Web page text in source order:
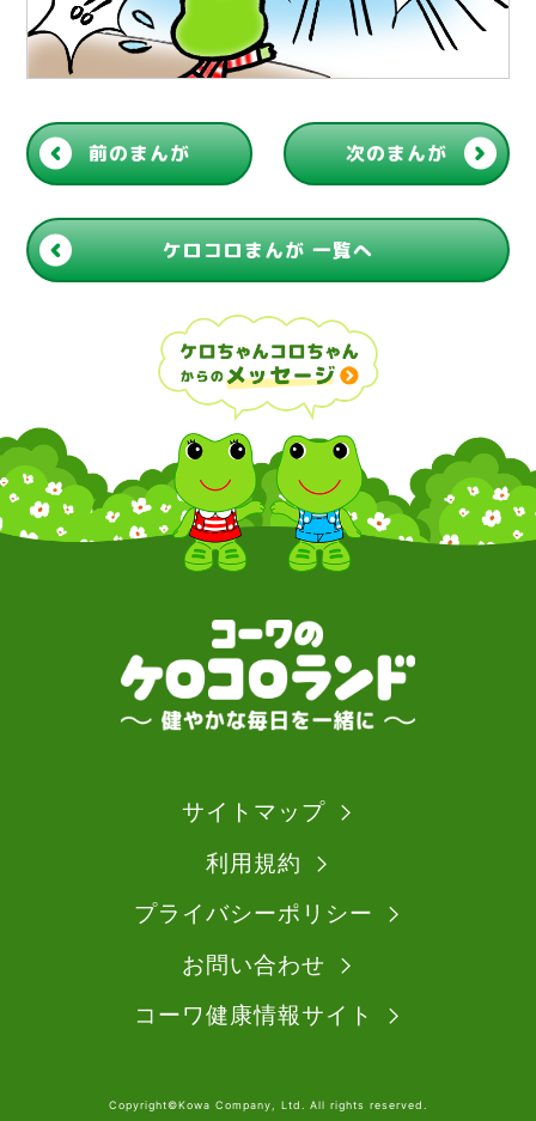
前のまんが 次のまんが
ケロコロまんが 一覧へ
サイトマップ
利用規約
プライバシーポリシー
お問い合わせ
コーワ健康情報サイト
Copyright©Kowa Company, Ltd. All rights reserved.